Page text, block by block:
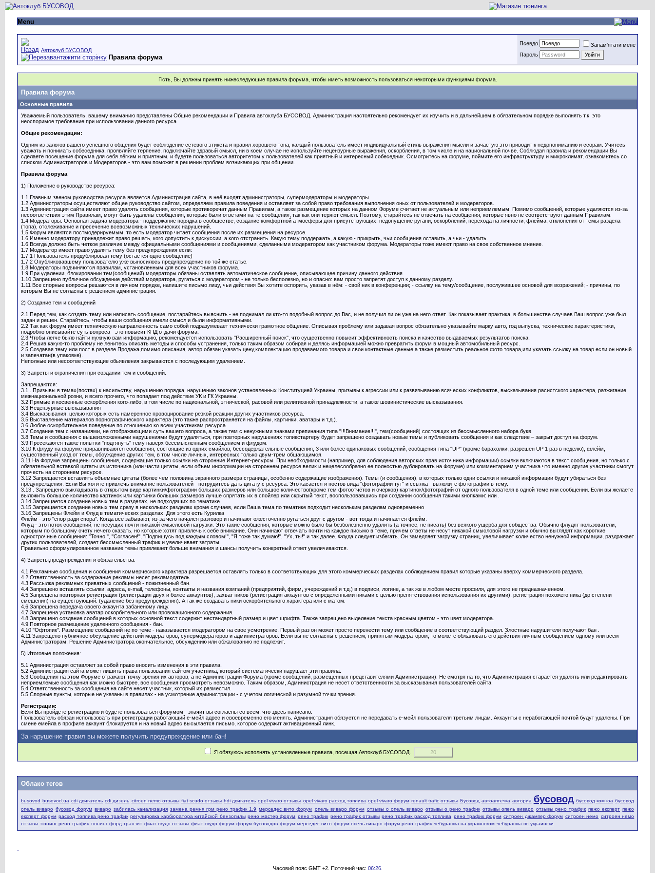
Menu
Автоклуб БУСОВОД
Правила форума
Псевдо
Запам'ятати мене
Пароль
Гість, Вы должны принять нижеследующие правила форума, чтобы иметь возможность пользоваться некоторыми функциями форума.
Правила форума
Основные правила
Уважаемый пользователь, вашему вниманию представлены Общие рекомендации и Правила автоклуба БУСОВОД. Администрация настоятельно рекомендует их изучить и в дальнейшем в обязательном порядке выполнять т.к. это
неоспоримое требование при использовании данного ресурса.
Общие рекомендации:
Одним из залогов вашего успешного общения будет соблюдение сетевого этикета и правил хорошего тона, каждый пользователь имеет индивидуальный стиль выражения мысли и зачастую это приводит к недопониманию и ссорам. Учитесь
уважать и понимать собеседника, проявляйте терпение, подключайте здравый смысл, ни в коем случае не используйте нецензурные выражения, оскорбления, в том числе и на национальной почве. Соблюдая правила и рекомендации Вы
сделаете посещение форума для себя лёгким и приятным, и будете пользоваться авторитетом у пользователей как приятный и интересный собеседник. Осмотритесь на форуме, поймите его инфраструктуру и микроклимат, ознакомьтесь со
списком Администраторов и Модераторов - это вам поможет в решении проблем возникающих при общении.
Правила форума
1) Положение о руководстве ресурса:
1.1 Главным звеном руководства ресурса является Администрация сайта, в неё входят администраторы, супермодераторы и модераторы
1.2 Администраторы осуществляют общее руководство сайтом, определяем правила поведения и оставляет за собой право требования выполнения оных от пользователей и модераторов.
1.3 Администрация сайта имеет право удалять сообщения, которые противоречат данным Правилам, а также размещение которых на данном Форуме считает не актуальным или неприемлемым. Помимо сообщений, которые удаляются из-за
несоответствия этим Правилам, могут быть удалены сообщения, которые были ответами на те сообщения, так как они теряют смысл. Поэтому, старайтесь не отвечать на сообщения, которые явно не соответствуют данным Правилам.
1.4 Модераторы: Основная задача модератора - поддержание порядка в сообществе, создание комфортной атмосферы для присутствующих, недопущение ругани, оскорблений, перехода на личности, флейма, отклонения от темы раздела
(топа), отслеживание и пресечение всевозможных технических нарушений.
1.5 Форум являются постмодерируемым, то есть модератор читает сообщения после их размещения на ресурсе.
1.6 Именно модератору принадлежит право решать, кого допустить к дискуссии, а кого отстранить. Какую тему поддержать, а какую - прикрыть, чьи сообщения оставить, а чьи - удалить.
1.6 Всегда должно быть четкое различие между официальными сообщениями и сообщениями, сделанными модератором как участником форума. Модераторы тоже имеют право на свое собственное мнение.
1.7 Модератор имеет право удалять тему без предупреждения если:
1.7.1 Пользователь продублировал тему (остается одно сообщение)
1.7.2 Опубликовавшему пользователю уже выносилось предупреждение по той же статье.
1.8 Модераторы подчиняются правилам, установленным для всех участников форума.
1.9 При удалении, блокировании тем(сообщений) модераторы обязаны оставлять автоматическое сообщение, описывающее причину данного действия
1.10 Запрещено публичное обсуждение действий модератора, ругаться с модератором - не только бесполезно, но и опасно: вам просто запретят доступ к данному разделу.
1.11 Все спорные вопросы решаются в личном порядке, напишите письмо лицу, чьи действия Вы хотите оспорить, указав в нём: - свой ник в конференции; - ссылку на тему/сообщение, послужившее основой для возражений; - причины, по
которым Вы не согласны с решением администрации.
2) Создание тем и сообщений
2.1 Перед тем, как создать тему или написать сообщение, постарайтесь выяснить - не поднимал ли кто-то подобный вопрос до Вас, и не получил ли он уже на него ответ. Как показывает практика, в большинстве случаев Ваш вопрос уже был
задан и решен. Старайтесь, чтобы ваши сообщения имели смысл и были информативными.
2.2 Так как форум имеет техническую направленность само собой подразумевает технически грамотное общение. Описывая проблему или задавая вопрос обязательно указывайте марку авто, год выпуска, технические характеристики,
подробно описывайте суть вопроса - это повысит КПД отдачи форума.
2.3 Чтобы легче было найти нужную вам информацию, рекомендуется использовать "Расширенный поиск", что существенно повысит эффективность поиска и качество выдаваемых результатов поиска.
2.4 Решив какую-то проблему не ленитесь описать методы и способы устранения, только таким образом собирая и делясь информацией можно превратить форум в мощный автомобильный ресурс.
2.5 Создавая тему или пост в разделе Продажа,помимо описания, автор обязан указать цену,комплектацию продаваемого товара и свои контактные данные,а также разместить реальное фото товара,или указать ссылку на товар если он новый
и запечатан(в упаковке).
Неполные или несоответствующие обьявления закрываются с последующим удалением.
3) Запреты и ограничения при создании тем и сообщений.
Запрещаются:
3.1 . Призывы в темах(постах) к насильству, нарушению порядка, нарушению законов установленных Конституцией Украины, призывы к агрессии или к развязыванию всяческих конфликтов, высказывания расистского характера, разжигание
межнациональной розни, и всего прочего, что попадает под действие УК и ГК Украины.
3.2 Прямые и косвенные оскорбления кого-либо, в том числе по национальной, этнической, расовой или религиозной принадлежности, а также шовинистические высказывания.
3.3 Нецензурные высказывания
3.4 Высказывания, целью которых есть намеренное провоцирование резкой реакции других участников ресурса.
3.5 Выставление материалов порнографического характера (это также распространяется на файлы, картинки, аватары и т.д.).
3.6 Любое оскорбительное поведение по отношению ко всем участникам ресурса.
3.7 Создание тем с названиями, не отображающими суть вашего вопроса, а также тем с ненужными знаками препинания типа "!!!Внимание!!!", тем(сообщений) состоящих из бессмысленного набора букв.
3.8 Темы и сообщения с вышеизложенными нарушениями будут удаляться, при повторных нарушениях топикстартеру будет запрещено создавать новые темы и публиковать сообщения и как следствие – закрыт доступ на форум.
3.9 Пресекаются также попытки "подтянуть" тему наверх бессмысленным сообщением и флудом.
3.10 К флуду на форуме приравниваются сообщения, состоящие из одних смайлов, бессодержательные сообщения, 3 или более одинаковых сообщений, сообщения типа "UP" (кроме барахолки, разрешен UP 1 раз в неделю), флейм,
существенный уход от темы, обсуждение других тем, в том числе личных, интересных только двум-трем общающимся.
3.11 На Форуме запрещены сообщения, содержащие только ссылки на сторонние Интернет-ресурсы. При необходимости (например, для соблюдения авторских прав источника информации) ссылки включаются в текст сообщения, но только с
обязательной вставкой цитаты из источника (или части цитаты, если объем информации на стороннем ресурсе велик и нецелесообразно ее полностью дублировать на Форуме) или комментарием участника что именно другие участники смогут
прочесть на стороннем ресурсе.
3.12 Запрещается вставлять объемные цитаты (более чем половина экранного размера страницы, особенно содержащие изображения). Темы (и сообщения), в которых только одни ссылки и никакой информации будут убираться без
предупреждения. Если Вы хотите привлечь внимание пользователей - потрудитесь дать цитату с ресурса. Это касается и постов вида "фотографии тут" и ссылка - выложите фотографии в тему.
3.13 . Запрещено выкладывать в открытом виде картинки/фотографии больших размеров или большое количество(кроме тем фотоотчётов и очерков) картинок/фотографий от одного пользователя в одной теме или сообщении. Если вы желаете
выложить большое количество картинок или картинки больших размеров лучше спрятать их в спойлер или скрытый текст, воспользовавшись при создании сообщения такими кнопками: или .
3.14 Запрещается создание новых тем в разделах, не подходящих по тематике
3.15 Запрещается создание новых тем сразу в нескольких разделах кроме случаев, если Ваша тема по тематике подходит нескольким разделам одновременно
3.16 Запрещены Флейм и Флуд в тематических разделах. Для этого есть Курилка
Флейм - это "спор ради спора". Когда все забывают, из-за чего начался разговор и начинают ожесточенно ругаться друг с другом - вот тогда и начинается флейм.
Флуд - это поток сообщений, не несущих почти никакой смысловой нагрузки. Это такие сообщения, которые можно было бы безболезненно удалить (а точнее, не писать) без всякого ущерба для собщества. Обычно флудят пользователи,
которым по большому счету нечего сказать, но которые хотят привлечь к себе внимание. Они начинают отвечать почти на каждое письмо в теме, причем ответы не несут никакой смысловой нагрузки и обычно выглядят как короткие
однострочные сообщения: "Точно!", "Согласен!", "Подпишусь под каждым словом!", "Я тоже так думаю!", "Ух, ты!" и так далее. Флуда следует избегать. Он замедляет загрузку страниц, увеличивает количество ненужной информации, раздражает
других пользователей, создает бессмысленный трафик и увеличивает затраты.
Правильно сформулированное название темы привлекает больше внимания и шансы получить конкретный ответ увеличиваются.
4) Запреты,предупреждения и обязательства:
4.1 Рекламные сообщения и сообщения коммерческого характера разрешается оставлять только в соответствующих для этого коммерческих разделах соблюдением правил которые указаны вверху коммерческого раздела.
4.2 Ответственность за содержание рекламы несет рекламодатель.
4.3 Рассылка рекламных приватных сообщений - пожизненный бан.
4.4 Запрещено вставлять ссылки, адреса, e-mail, телефоны, контакты и названия компаний (предприятий, фирм, учереждений и т.д.) в подписи, логине, а так же в любом месте профиля, для этого не предназначенном.
4.5 Запрещена повторная регистрация (регистрация двух и более аккаунтов), захват ников (регистрация аккаунтов с определенными никами с целью препятствования использования их другими), регистрация похожего ника (до степени
смешения) на существующий. (удаление без предупреждения). А так же создавать ники оскорбительного характера или с матом.
4.6 Запрещена передача своего аккаунта забаненому лицу.
4.7 Запрещена установка аватар оскорбительного или провокационного содержания.
4.8 Запрещено создание сообщений в которых основной текст содержит нестандартный размер и цвет шрифта. Также запрещено выделение текста красным цветом - это цвет модератора.
4.9 Повторное размещение удаленного сообщения - бан.
4.10 "Офтопик". Размещение сообщений не по теме - наказывается модератором на свое усмотрение. Первый раз он может просто перенести тему или сообщение в соответствующий раздел. Злостные нарушители получают бан .
4.11 Запрещено публичное обсуждение действий модераторов, супермодераторов и администраторов. Если вы не согласны с решением, принятым модератором, то можете обжаловать его действия личным сообщением одному или всем
Администраторам. Решение Администратора окончательное, обсуждению или обжалованию не подлежит.
5) Итоговые положения:
5.1 Администрация оставляет за собой право вносить изменения в эти правила.
5.2 Администрация сайта может лишить права пользования сайтом участника, который систематически нарушает эти правила.
5.3 Сообщения на этом Форуме отражают точку зрения их авторов, а не Администрации Форума (кроме сообщений, размещённых представителями Администрации). Не смотря на то, что Администрация старается удалять или редактировать
неприемлемые сообщения как можно быстрее, все сообщения просмотреть невозможно. Таким образом, Администрация не несет ответственности за высказывания пользователей сайта.
5.4 Ответственность за сообщения на сайте несет участник, который их разместил.
5.5 Спорные пункты, которые не указаны в правилах - на усмотрение администрации - с учетом логической и разумной точки зрения.
Регистрация:
Если Вы пройдете регистрацию и будете пользоваться форумом - значит вы согласны со всем, что здесь написано.
Пользователь обязан использовать при регистрации работающий е-мейл адрес и своевременно его менять. Администрация обязуется не передавать е-мейл пользователя третьим лицам. Аккаунты с неработающей почтой будут удалены. При
смене емейла в профиле аккаунт блокируется и на новый адрес высылается письмо, которое содержит активационный линк.
За нарушение правил вы можете получить предупреждение или бан!
Я обязуюсь исполнять установленные правила, посещая Автоклуб БУСОВОД.
Облако тегов
busovod busovod.ua cdi двигатель cdi дизель citroen nemo отзывы fiat scudo отзывы hdi двигатель opel vivaro отзывы opel vivaro расход топлива opel vivaro форум renault trafic отзывы Бусовод автоаптечка авториа бусовод бусовод ком юа бусовод
опель виваро бусовод форум виваро забилась канализация замена ремня грм рено трафик 1.9 мерседес вито форум опель виваро форум отзывы о опель виваро отзывы о рено трафик отзывы опель виваро отзывы рено трафик пежо експерт пежо
експерт форум расход топлива рено трафик регулировка карбюратора китайской бензопилы рено мастер форум рено трафик рено трафик отзывы рено трафик расход топлива рено трафик форум ситроен джампер форум ситроен немо ситроен немо
отзывы тюнинг рено трафик тюнинг форд транзит фиат скудо отзывы фиат скудо форум форум бусоводов форум мерседес вито форум опель виваро форум рено трафик чебурашка на украинском чебурашка по украински
Часовий пояс GMT +2. Поточний час: 06:26.